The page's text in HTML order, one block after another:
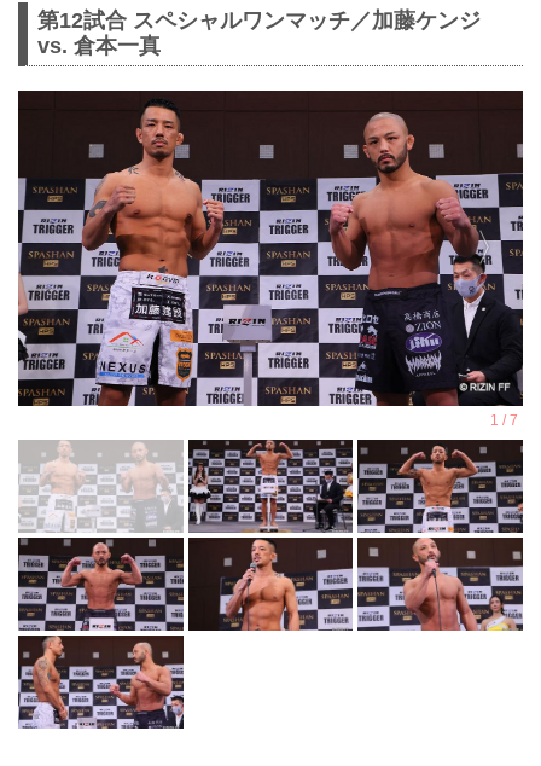
第12試合 スペシャルワンマッチ／加藤ケンジ
vs. 倉本一真